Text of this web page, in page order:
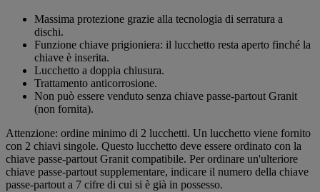
Massima protezione grazie alla tecnologia di serratura a
dischi.
Funzione chiave prigioniera: il lucchetto resta aperto finché la
chiave è inserita.
Lucchetto a doppia chiusura.
Trattamento anticorrosione.
Non può essere venduto senza chiave passe-partout Granit
(non fornita).
Attenzione: ordine minimo di 2 lucchetti. Un lucchetto viene fornito
con 2 chiavi singole. Questo lucchetto deve essere ordinato con la
chiave passe-partout Granit compatibile. Per ordinare un'ulteriore
chiave passe-partout supplementare, indicare il numero della chiave
passe-partout a 7 cifre di cui si è già in possesso.